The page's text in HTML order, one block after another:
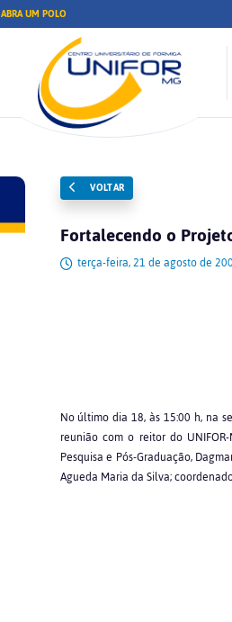
ABRA UM POLO
VOLTAR
Fortalecendo o
terça-feira, 21 de agosto de
No último dia 18, às 15:00 h, na
reunião com o reitor do
Pesquisa e Pós-Graduação,
Agueda Maria da Silva;